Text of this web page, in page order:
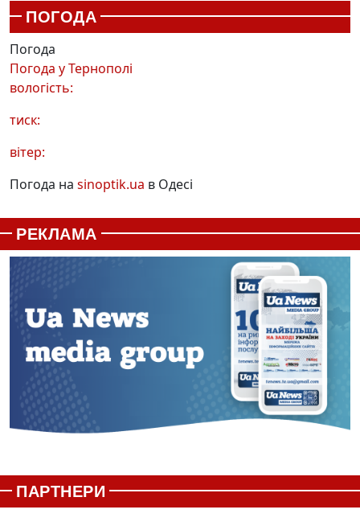
ПОГОДА
Погода
Погода уТернополі
вологість:
тиск:
вітер:
Погода на sinoptik.ua в Одесі
РЕКЛАМА
ПАРТНЕРИ